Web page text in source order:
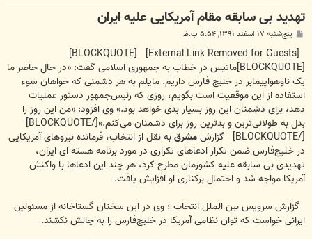
تهدید بی سابقه مقام آمریکایی علیه ایران
پ
ت
پنج‌شنبه ۱۷ اسفند ۱۳۹۱, ۵:۵۴ ب.ظ
[BLOCKQUOTE]
[BLOCKQUOTE]ماتیس در خطاب به جمهوری اسلامی گفت: «در حال حاضر ما
یک ناوهواپیمابر در خلیج فارس داریم. مایلم به هر دشمنی که خواهان سوء
استفاده از این موقعیت است بگویم، روزی که رئیس‌جمهور دستور عملیات
دهد، برای دشمنان این روز بسیار بدی خواهد بود.» وی افزود: «من این روز را
بدل به طولانی‌ترین و بدترین روز برای دشمنان می‌کنم.»[/BLOCKQUOTE]
[/BLOCKQUOTE] گزارش
مشرقبه نقل از انتخاب، فرمانده نیروهای آمریکایی
در خلیج‌فارس ضمن تکرار ادعاهای تکراری در مورد برنامه هسته ای ایران،
تهدیدی بی سابقه علیه کشورمان مطرح کرد، هر چند این ادعاها با واکنش
آمریکا مواجه شد و احتمال برکناری او افزایش یافت.
گزارش سرویس بین الملل انتخاب ؛ وی در این سخنان گستاخانه از مسئولین
ایرانی خواست که توان نظامی آمریکا در خلیج‌فارس را به چالش نکشند.